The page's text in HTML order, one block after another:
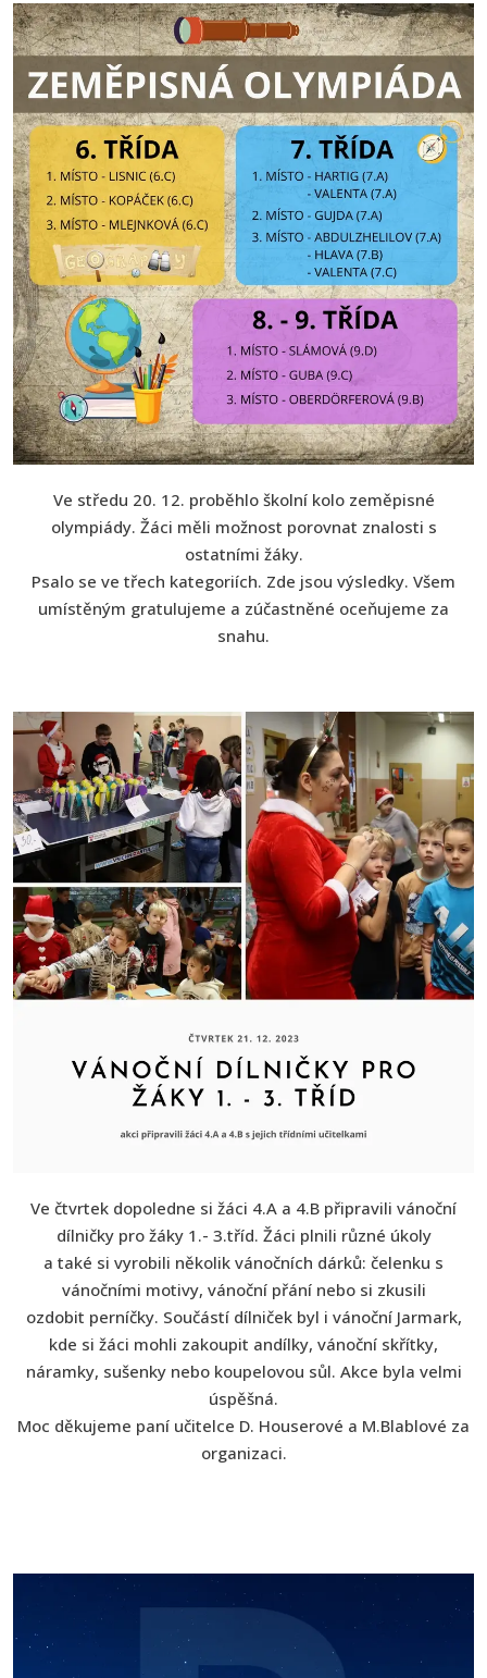
Ve středu 20. 12. proběhlo školní kolo zeměpisné
olympiády. Žáci měli možnost porovnat znalosti s
ostatními žáky.
Psalo se ve třech kategoriích. Zde jsou výsledky. Všem
umístěným gratulujeme a zúčastněné oceňujeme za
snahu.
Ve čtvrtek dopoledne si žáci 4.A a 4.B připravili vánoční
dílničky pro žáky 1.- 3.tříd. Žáci plnili různé úkoly
a také si vyrobili několik vánočních dárků: čelenku s
vánočními motivy, vánoční přání nebo si zkusili
ozdobit perníčky. Součástí dílniček byl i vánoční Jarmark,
kde si žáci mohli zakoupit andílky, vánoční skřítky,
náramky, sušenky nebo koupelovou sůl. Akce byla velmi
úspěšná.
Moc děkujeme paní učitelce D. Houserové a M.Blablové za
organizaci.